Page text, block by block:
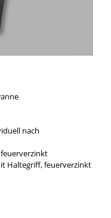
nach
Haltegriff, feuerverzinkt